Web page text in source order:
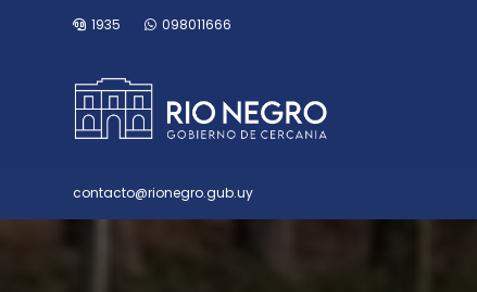
1935 098011666
contacto@rionegro.gub.uy